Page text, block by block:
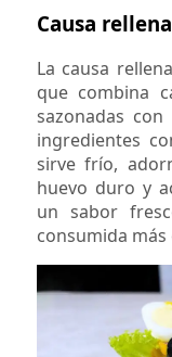
Causa rellena
La causa
que combina
sazonadas
ingredientes
sirve frío,
huevo duro y
un sabor
consumida más